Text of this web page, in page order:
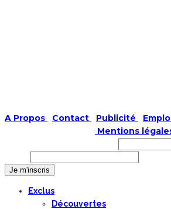
A Propos Contact Publicité
Mentions
Exclus
Découvertes